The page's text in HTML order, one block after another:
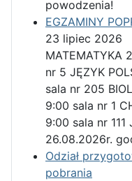
powodzenia!
EGZAMINY
23 lipiec 2026
MATEMATYKA
nr 5 JĘZYK
sala nr 205
9:00 sala nr 1
9:00 sala nr 111
26.08.2026r.
Odział
pobrania